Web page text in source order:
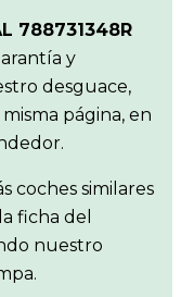
788731348R
y
desguace,
página, en
coches similares
ficha del
nuestro